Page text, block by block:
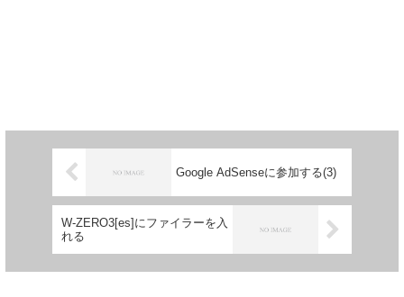
Google AdSenseに参加する(3)
W-ZERO3[es]にファイラーを入
れる